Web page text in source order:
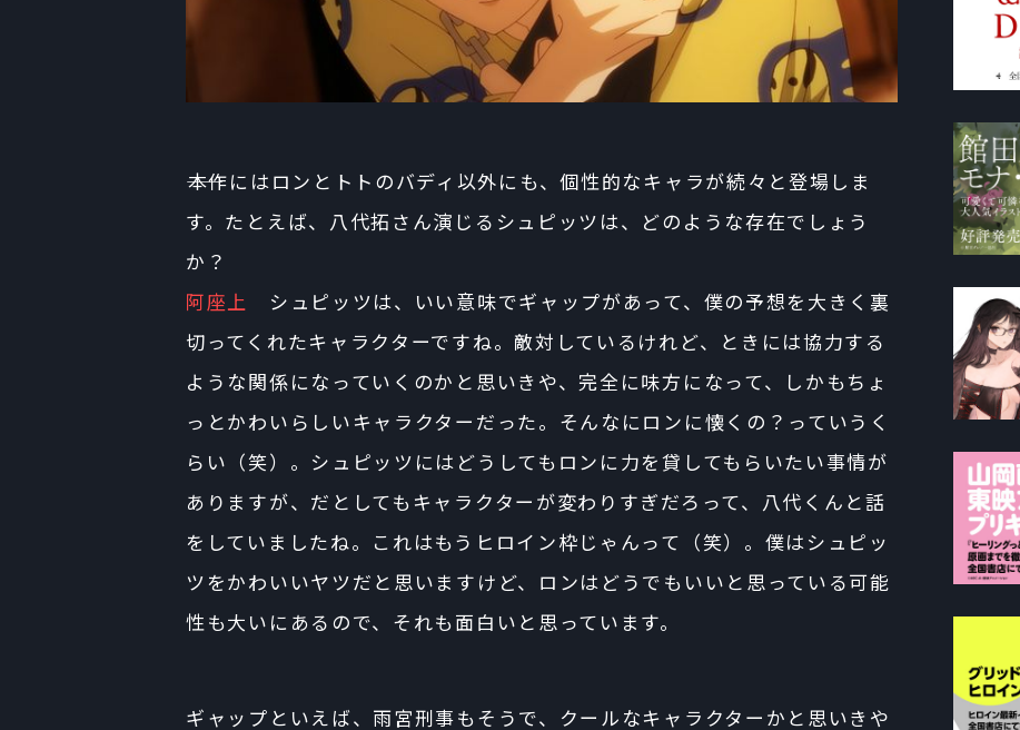
――本作にはロンとトトのバディ以外にも、個性的なキャラが続々と登場しま
す。たとえば、八代拓さん演じるシュピッツは、どのような存在でしょう
か？
阿座上 シュピッツは、いい意味でギャップがあって、僕の予想を大きく裏
切ってくれたキャラクターですね。敵対しているけれど、ときには協力する
ような関係になっていくのかと思いきや、完全に味方になって、しかもちょ
っとかわいらしいキャラクターだった。そんなにロンに懐くの？っていうく
らい（笑）。シュピッツにはどうしてもロンに力を貸してもらいたい事情が
ありますが、だとしてもキャラクターが変わりすぎだろって、八代くんと話
をしていましたね。これはもうヒロイン枠じゃんって（笑）。僕はシュピッ
ツをかわいいヤツだと思いますけど、ロンはどうでもいいと思っている可能
性も大いにあるので、それも面白いと思っています。
ギャップといえば、雨宮刑事もそうで、クールなキャラクターかと思いきや